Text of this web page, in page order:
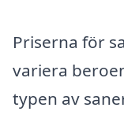
Priserna för
variera
typen av